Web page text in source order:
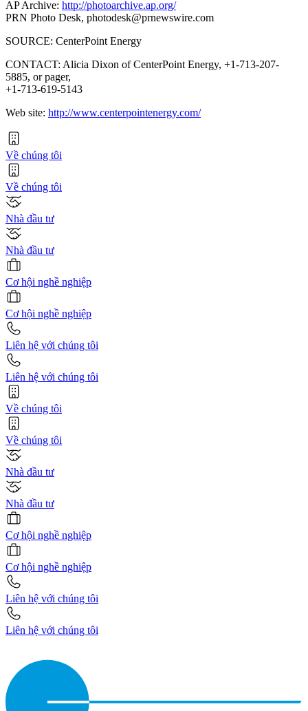
AP Archive: http://photoarchive.ap.org/
PRN Photo Desk, photodesk@prnewswire.com
SOURCE: CenterPoint Energy
CONTACT: Alicia Dixon of CenterPoint Energy, +1-713-207-
5885, or pager,
+1-713-619-5143
Web site: http://www.centerpointenergy.com/
Về chúng tôi
Về chúng tôi
Nhà đầu tư
Nhà đầu tư
Cơ hội nghề nghiệp
Cơ hội nghề nghiệp
Liên hệ với chúng tôi
Liên hệ với chúng tôi
Về chúng tôi
Về chúng tôi
Nhà đầu tư
Nhà đầu tư
Cơ hội nghề nghiệp
Cơ hội nghề nghiệp
Liên hệ với chúng tôi
Liên hệ với chúng tôi